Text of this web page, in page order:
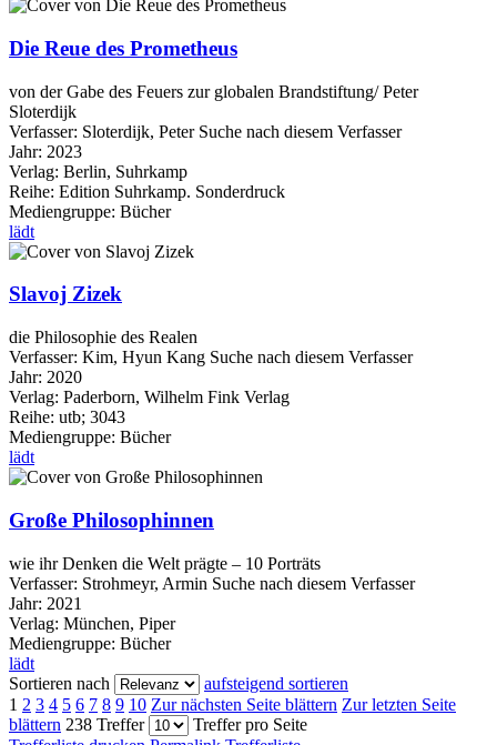
Die Reue des Prometheus
von der Gabe des Feuers zur globalen Brandstiftung/ Peter
Sloterdijk
Verfasser: Sloterdijk, Peter Suche nach diesem Verfasser
Jahr: 2023
Verlag: Berlin, Suhrkamp
Reihe: Edition Suhrkamp. Sonderdruck
Mediengruppe: Bücher
lädt
Slavoj Zizek
die Philosophie des Realen
Verfasser: Kim, Hyun Kang Suche nach diesem Verfasser
Jahr: 2020
Verlag: Paderborn, Wilhelm Fink Verlag
Reihe: utb; 3043
Mediengruppe: Bücher
lädt
Große Philosophinnen
wie ihr Denken die Welt prägte – 10 Porträts
Verfasser: Strohmeyr, Armin Suche nach diesem Verfasser
Jahr: 2021
Verlag: München, Piper
Mediengruppe: Bücher
lädt
Sortieren nach
aufsteigend sortieren
1 2 3 4 5 6 7 8 9 10 Zur nächsten Seite blättern Zur letzten Seite
blättern 238 Treffer
Treffer pro Seite